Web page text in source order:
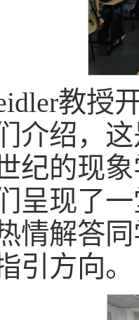
教
介绍，
纪的现
呈现了
情解答
引方向。